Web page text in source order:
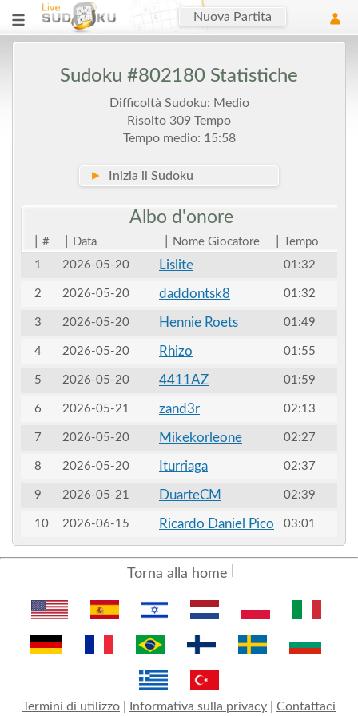
Nuova Partita
Sudoku #802180 Statistiche
Difficoltà Sudoku: Medio
Risolto 309 Tempo
Tempo medio: 15:58
► Inizia il Sudoku
Albo d'onore
# Data Nome Giocatore
Tempo
1
2026-05-20 Lislite 01:32
2 2026-05-20 daddontsk8 01:32
3 2026-05-20 Hennie Roets 01:49
4 2026-05-20 Rhizo 01:55
5 2026-05-20 4411AZ 01:59
6 2026-05-21 zand3r 02:13
7 2026-05-20 Mikekorleone 02:27
8 2026-05-20 Iturriaga 02:37
9 2026-05-21 DuarteCM 02:39
10 2026-06-15 Ricardo Daniel Pico 03:01
Torna alla home
Termini di utilizzo Informativa sulla privacy Contattaci